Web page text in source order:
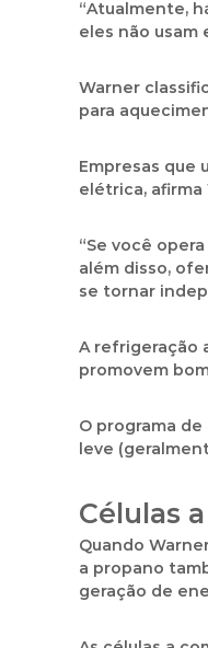
“Atualmente,
eles não usam
Warner
para
Empresas que
elétrica, afirma
“Se você
além disso,
se tornar
A refrigeração
promovem
O programa
leve
Células
Quando
a propano
geração de